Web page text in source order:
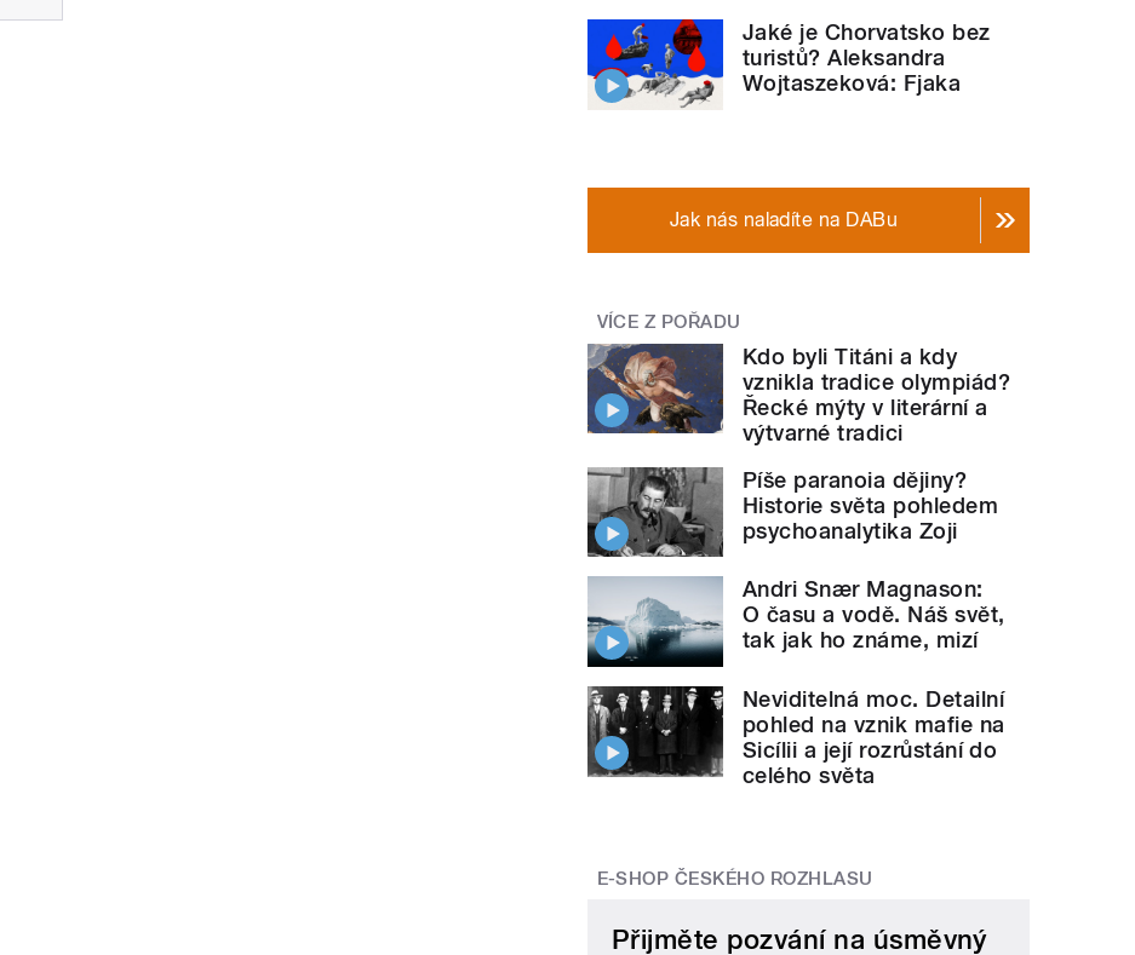
Jaké je Chorvatsko bez
turistů? Aleksandra
Wojtaszeková: Fjaka
Jak nás naladíte na DABu
VÍCE Z POŘADU
Kdo byli Titáni a kdy
vznikla tradice olympiád?
Řecké mýty v literární a
výtvarné tradici
Píše paranoia dějiny?
Historie světa pohledem
psychoanalytika Zoji
Andri Snær Magnason:
O času a vodě. Náš svět,
tak jak ho známe, mizí
Neviditelná moc. Detailní
pohled na vznik mafie na
Sicílii a její rozrůstání do
celého světa
E-SHOP ČESKÉHO ROZHLASU
Přijměte pozvání na úsměvný